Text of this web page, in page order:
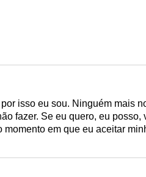
isso eu sou. Ninguém mais
fazer. Se eu quero, eu posso,
momento em que eu aceitar